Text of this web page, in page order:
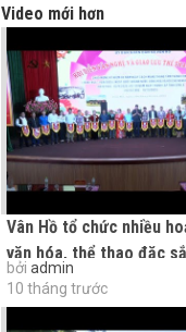
Video mới hơn
Vân Hồ tổ chức nhiều
văn hóa, thể thao đặc
về Đại lễ
bởi admin
10 tháng trước